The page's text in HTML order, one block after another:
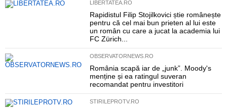
LIBERTATEA.RO
Rapidistul Filip Stojilkovici știe românește
pentru că cel mai bun prieten al lui este
un român cu care a jucat la academia lui
FC Zürich...
OBSERVATORNEWS.RO
România scapă iar de „junk”. Moody's
menține și ea ratingul suveran
recomandat pentru investitori
STIRILEPROTV.RO